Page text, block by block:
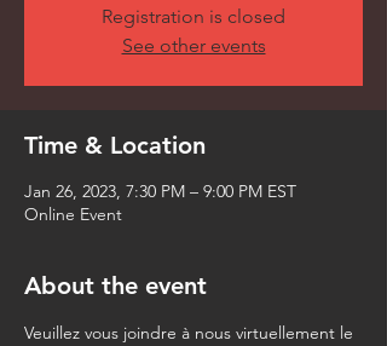
Registration is closed
See other events
Time & Location
Jan 26, 2023, 7:30 PM – 9:00 PM EST
Online Event
About the event
Veuillez vous joindre à nous virtuellement le